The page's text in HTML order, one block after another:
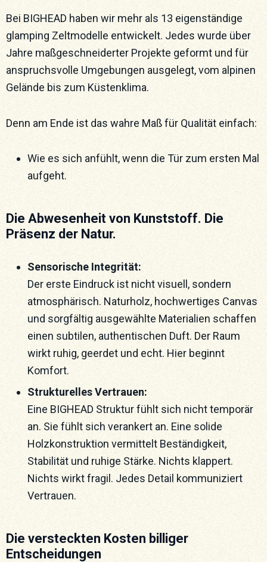
Bei BIGHEAD haben wir mehr als 13 eigenständige
glamping Zeltmodelle entwickelt. Jedes wurde über
Jahre maßgeschneiderter Projekte geformt und für
anspruchsvolle Umgebungen ausgelegt, vom alpinen
Gelände bis zum Küstenklima.
Denn am Ende ist das wahre Maß für Qualität einfach:
Wie es sich anfühlt, wenn die Tür zum ersten Mal
aufgeht.
Die Abwesenheit von Kunststoff. Die
Präsenz der Natur.
Sensorische Integrität:
Der erste Eindruck ist nicht visuell, sondern
atmosphärisch. Naturholz, hochwertiges Canvas
und sorgfältig ausgewählte Materialien schaffen
einen subtilen, authentischen Duft. Der Raum
wirkt ruhig, geerdet und echt. Hier beginnt
Komfort.
Strukturelles Vertrauen:
Eine BIGHEAD Struktur fühlt sich nicht temporär
an. Sie fühlt sich verankert an. Eine solide
Holzkonstruktion vermittelt Beständigkeit,
Stabilität und ruhige Stärke. Nichts klappert.
Nichts wirkt fragil. Jedes Detail kommuniziert
Vertrauen.
Die versteckten Kosten billiger
Entscheidungen